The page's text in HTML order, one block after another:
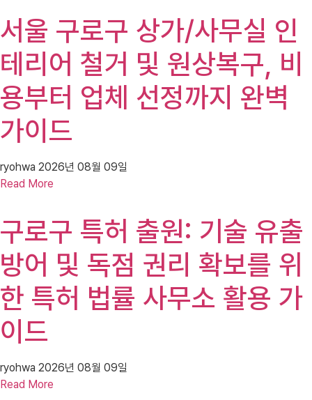
서울 구로구 상가/사무실 인
테리어 철거 및 원상복구, 비
용부터 업체 선정까지 완벽
가이드
ryohwa 2026년 08월 09일
Read More
구로구 특허 출원: 기술 유출
방어 및 독점 권리 확보를 위
한 특허 법률 사무소 활용 가
이드
ryohwa 2026년 08월 09일
Read More